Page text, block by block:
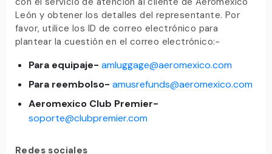
León y obtener los detalles del representante. Por
favor, utilice los ID de correo electrónico para
plantear la cuestión en el correo electrónico:-
Para equipaje- amluggage@aeromexico.com
Para reembolso- amusrefunds@aeromexico.com
Aeromexico Club Premier-
soporte@clubpremier.com
Redes sociales